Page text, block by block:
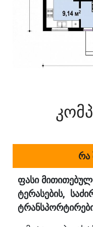
რა
ფასი
ტერასების,